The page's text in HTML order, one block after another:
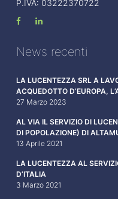
P.IVA: 03222370722
News recenti
LA LUCENTEZZA SRL A
ACQUEDOTTO D’EUROPA,
27 Marzo 2023
AL VIA IL SERVIZIO DI
DI POPOLAZIONE) DI
13 Aprile 2021
LA LUCENTEZZA AL
D’ITALIA
3 Marzo 2021